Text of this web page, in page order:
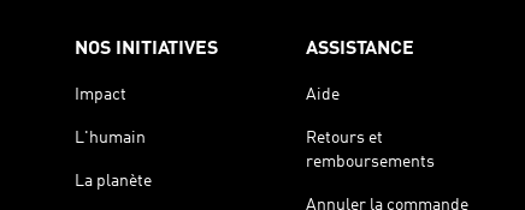
NOS INITIATIVES
Impact
L'humain
La planète
ASSISTANCE
Aide
Retours et
remboursements
Annuler la commande